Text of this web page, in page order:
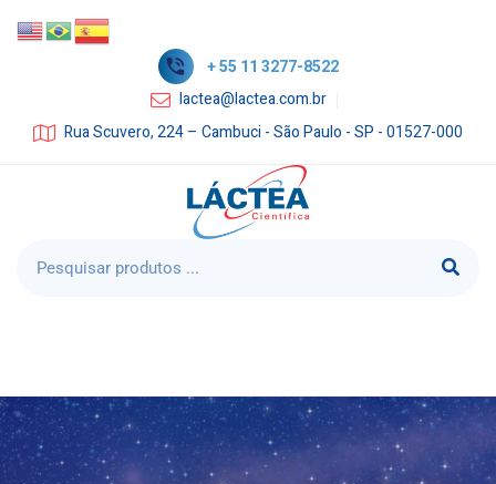
+ 55 11 3277-8522
lactea@lactea.com.br
Rua Scuvero, 224 – Cambuci - São Paulo - SP - 01527-000